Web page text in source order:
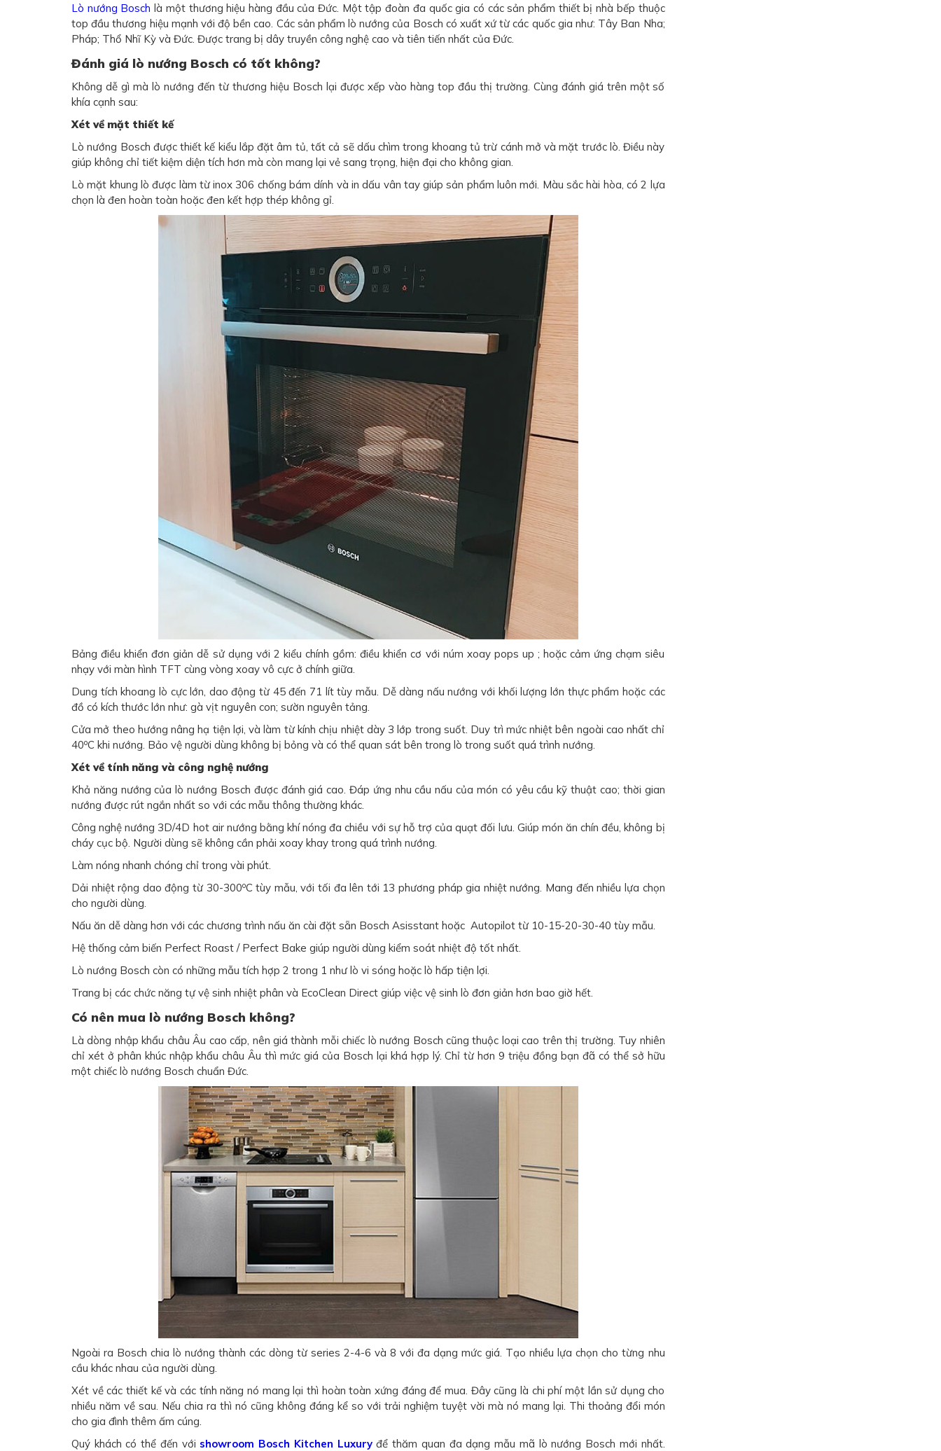
Lò nướng Bosch là một thương hiệu hàng đầu của Đức. Một tập đoàn đa quốc gia có các sản phẩm thiết bị nhà bếp thuộc
top đầu thương hiệu mạnh với độ bền cao. Các sản phẩm lò nướng của Bosch có xuất xứ từ các quốc gia như: Tây Ban Nha;
Pháp; Thổ Nhĩ Kỳ và Đức. Được trang bị dây truyền công nghệ cao và tiên tiến nhất của Đức.
Đánh giá lò nướng Bosch có tốt không?
Không dễ gì mà lò nướng đến từ thương hiệu Bosch lại được xếp vào hàng top đầu thị trường. Cùng đánh giá trên một số
khía cạnh sau:
Xét về mặt thiết kế
Lò nướng Bosch được thiết kế kiểu lắp đặt âm tủ, tất cả sẽ dấu chìm trong khoang tủ trừ cánh mở và mặt trước lò. Điều này
giúp không chỉ tiết kiệm diện tích hơn mà còn mang lại vẻ sang trọng, hiện đại cho không gian.
Lò mặt khung lò được làm từ inox 306 chống bám dính và in dấu vân tay giúp sản phẩm luôn mới. Màu sắc hài hòa, có 2 lựa
chọn là đen hoàn toàn hoặc đen kết hợp thép không gỉ.
Bảng điều khiển đơn giản dễ sử dụng với 2 kiểu chính gồm: điều khiển cơ với núm xoay pops up ; hoặc cảm ứng chạm siêu
nhạy với màn hình TFT cùng vòng xoay vô cực ở chính giữa.
Dung tích khoang lò cực lớn, dao động từ 45 đến 71 lít tùy mẫu. Dễ dàng nấu nướng với khối lượng lớn thực phẩm hoặc các
đồ có kích thước lớn như: gà vịt nguyên con; sườn nguyên tảng.
Cửa mở theo hướng nâng hạ tiện lợi, và làm từ kính chịu nhiệt dày 3 lớp trong suốt. Duy trì mức nhiệt bên ngoài cao nhất chỉ
40oC khi nướng. Bảo vệ người dùng không bị bỏng và có thể quan sát bên trong lò trong suốt quá trình nướng.
Xét về tính năng và công nghệ nướng
Khả năng nướng của lò nướng Bosch được đánh giá cao. Đáp ứng nhu cầu nấu của món có yêu cầu kỹ thuật cao; thời gian
nướng được rút ngắn nhất so với các mẫu thông thường khác.
Công nghệ nướng 3D/4D hot air nướng bằng khí nóng đa chiều với sự hỗ trợ của quạt đối lưu. Giúp món ăn chín đều, không bị
cháy cục bộ. Người dùng sẽ không cần phải xoay khay trong quá trình nướng.
Làm nóng nhanh chóng chỉ trong vài phút.
Dải nhiệt rộng dao động từ 30-300oC tùy mẫu, với tối đa lên tới 13 phương pháp gia nhiệt nướng. Mang đến nhiều lựa chọn
cho người dùng.
Nấu ăn dễ dàng hơn với các chương trình nấu ăn cài đặt sẵn Bosch Asisstant hoặc Autopilot từ 10-15-20-30-40 tùy mẫu.
Hệ thống cảm biến Perfect Roast / Perfect Bake giúp người dùng kiểm soát nhiệt độ tốt nhất.
Lò nướng Bosch còn có những mẫu tích hợp 2 trong 1 như lò vi sóng hoặc lò hấp tiện lợi.
Trang bị các chức năng tự vệ sinh nhiệt phân và EcoClean Direct giúp việc vệ sinh lò đơn giản hơn bao giờ hết.
Có nên mua lò nướng Bosch không?
Là dòng nhập khẩu châu Âu cao cấp, nên giá thành mỗi chiếc lò nướng Bosch cũng thuộc loại cao trên thị trường. Tuy nhiên
chỉ xét ở phân khúc nhập khẩu châu Âu thì mức giá của Bosch lại khá hợp lý. Chỉ từ hơn 9 triệu đồng bạn đã có thể sở hữu
một chiếc lò nướng Bosch chuẩn Đức.
Ngoài ra Bosch chia lò nướng thành các dòng từ series 2-4-6 và 8 với đa dạng mức giá. Tạo nhiều lựa chọn cho từng nhu
cầu khác nhau của người dùng.
Xét về các thiết kế và các tính năng nó mang lại thì hoàn toàn xứng đáng để mua. Đây cũng là chi phí một lần sử dụng cho
nhiều năm về sau. Nếu chia ra thì nó cũng không đáng kể so với trải nghiệm tuyệt vời mà nó mang lại. Thi thoảng đổi món
cho gia đình thêm ấm cúng.
Quý khách có thể đến với showroom Bosch Kitchen Luxuryđể thăm quan đa dạng mẫu mã lò nướng Bosch mới nhất.